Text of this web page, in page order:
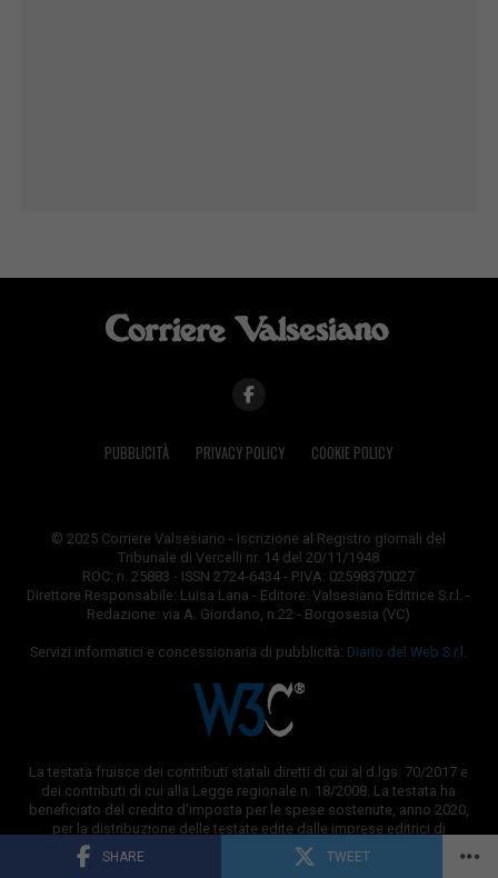
SHARE TWEET
PUBBLICITÀ PRIVACY POLICY COOKIE POLICY
© 2025 Corriere Valsesiano - Iscrizione al Registro giornali del
Tribunale di Vercelli nr. 14 del 20/11/1948
ROC: n. 25883 - ISSN 2724-6434 - P.IVA: 02598370027
Direttore Responsabile: Luisa Lana - Editore: Valsesiano Editrice S.r.l. -
Redazione: via A. Giordano, n.22 - Borgosesia (VC)
Servizi informatici e concessionaria di pubblicità: Diario del Web S.r.l.
La testata fruisce dei contributi statali diretti di cui al d.lgs. 70/2017 e
dei contributi di cui alla Legge regionale n. 18/2008. La testata ha
beneficiato del credito d'imposta per le spese sostenute, anno 2020,
per la distribuzione delle testate edite dalle imprese editrici di
quotidiani e periodici.